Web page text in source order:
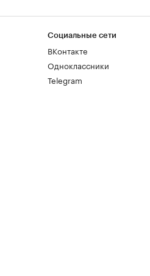
Социальные сети
ВКонтакте
Одноклассники
Telegram